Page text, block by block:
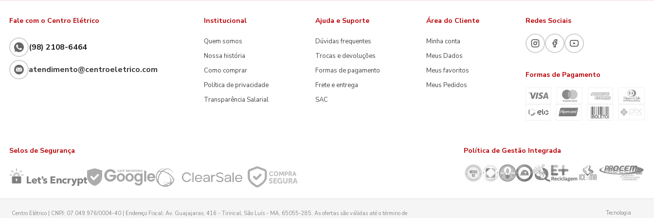
Fale com o Centro Elétrico
(98) 2108-6464
atendimento@centroeletrico.com
Institucional
Quem somos
Nossa história
Como comprar
Política de privacidade
Transparência Salarial
Ajuda e Suporte
Dúvidas frequentes
Trocas e devoluções
Formas de pagamento
Frete e entrega
SAC
Área do Cliente
Minha conta
Meus Dados
Meus favoritos
Meus Pedidos
Redes Sociais
Formas de Pagamento
Selos de Segurança Política de Gestão Integrada
Centro Elétrico | CNPJ: 07.049.976/0004-40 | Endereço Fiscal: Av. Guajajaras, 416 - Tirirical, São Luís - MA, 65055-285. As ofertas são válidas até o término de
Tecnologia